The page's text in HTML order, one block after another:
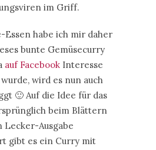
im Griff.
Essen habe ich mir daher
bunte Gemüsecurry
auf Facebook Interesse
wird es nun auch
🙂 Auf die Idee für das
beim Blättern
Lecker-Ausgabe
gibt es ein Curry mit